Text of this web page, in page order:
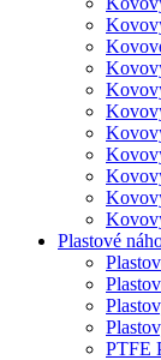
Plastové
PTFE